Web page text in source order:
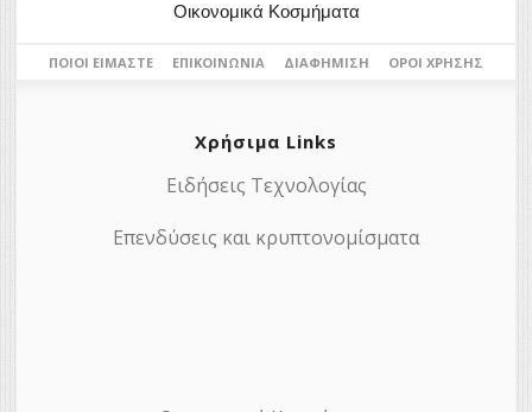
Οικονομικά Κοσμήματα
ΠΟΙΟΙ ΕΊΜΑΣΤΕ ΕΠΙΚΟΙΝΩΝΊΑ ΔΙΑΦΉΜΙΣΗ ΌΡΟΙ ΧΡΉΣΗΣ
Χρήσιμα Links
Ειδήσεις Τεχνολογίας
Επενδύσεις και κρυπτονομίσματα